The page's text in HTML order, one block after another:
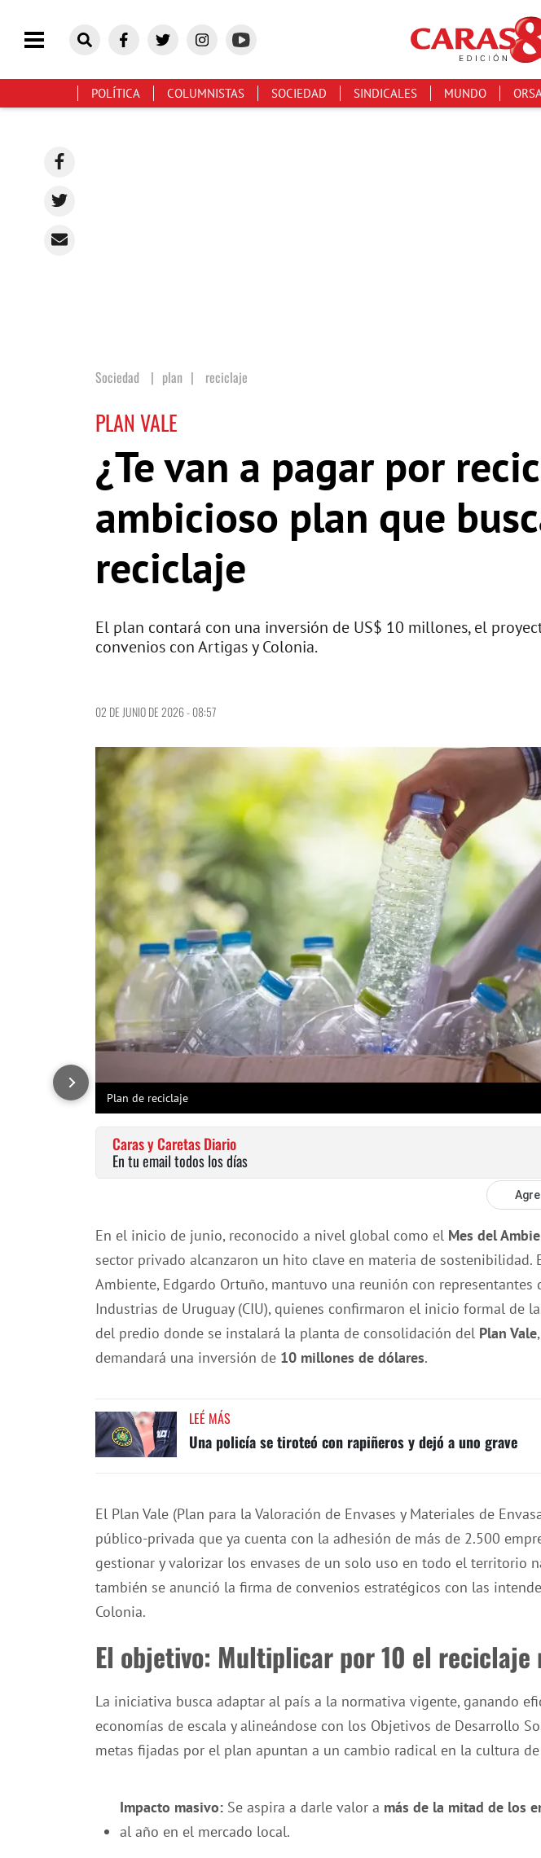
POLÍTICA COLUMNISTAS SOCIEDAD SINDICALES MUNDO
Sociedad plan | reciclaje
PLAN VALE
¿Te van a pagar por
ambicioso plan que
reciclaje
El plan contará con una inversión de US$ 10 millones, el
convenios con Artigas y Colonia.
02 DE JUNIO DE 2026 - 08:57
Plan de reciclaje
Caras y Caretas Diario
En tu email todos los días
En el inicio de junio, reconocido a nivel global como el Mes del
sector privado alcanzaron un hito clave en materia de sostenibilidad.
Ambiente, Edgardo Ortuño, mantuvo una reunión con representantes
Industrias de Uruguay (CIU), quienes confirmaron el inicio formal de
del predio donde se instalará la planta de consolidación del Plan Vale
demandará una inversión de 10 millones de dólares.
LEÉ MÁS
Una policía se tiroteó con rapiñeros y dejó a uno grave
El Plan Vale (Plan para la Valoración de Envases y Materiales de
público-privada que ya cuenta con la adhesión de más de 2.500
gestionar y valorizar los envases de un solo uso en todo el territorio
también se anunció la firma de convenios estratégicos con las
Colonia.
El objetivo: Multiplicar por 10 el reciclaje
La iniciativa busca adaptar al país a la normativa vigente, ganando
economías de escala y alineándose con los Objetivos de Desarrollo
metas fijadas por el plan apuntan a un cambio radical en la cultura
Impacto masivo: Se aspira a darle valor a más de la mitad de los
al año en el mercado local.